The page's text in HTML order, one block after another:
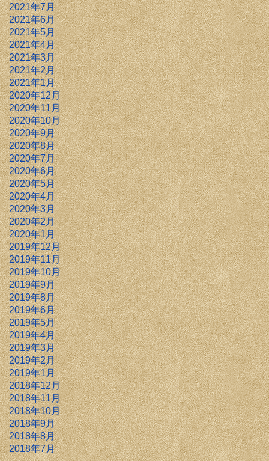
2021年7月
2021年6月
2021年5月
2021年4月
2021年3月
2021年2月
2021年1月
2020年12月
2020年11月
2020年10月
2020年9月
2020年8月
2020年7月
2020年6月
2020年5月
2020年4月
2020年3月
2020年2月
2020年1月
2019年12月
2019年11月
2019年10月
2019年9月
2019年8月
2019年6月
2019年5月
2019年4月
2019年3月
2019年2月
2019年1月
2018年12月
2018年11月
2018年10月
2018年9月
2018年8月
2018年7月